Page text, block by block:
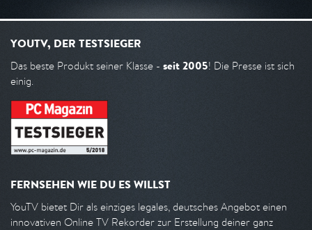
YOUTV, DER TESTSIEGER
Das beste Produkt seiner Klasse - seit 2005! Die Presse ist sich
einig.
FERNSEHEN WIE DU ES WILLST
YouTV bietet Dir als einziges legales, deutsches Angebot einen
innovativen Online TV Rekorder zur Erstellung deiner ganz